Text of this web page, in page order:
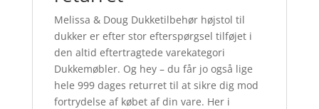
Melissa & Doug Dukketilbehør højstol til
dukker er efter stor efterspørgsel tilføjet i
den altid eftertragtede varekategori
Dukkemøbler. Og hey – du får jo også lige
hele 999 dages returret til at sikre dig mod
fortrydelse af købet af din vare. Her i